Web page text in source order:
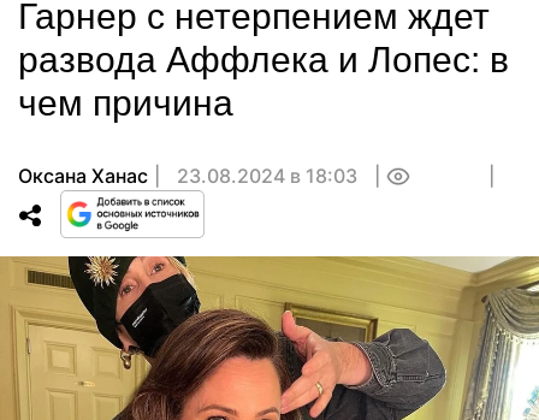
Гарнер с нетерпением ждет
развода Аффлека и Лопес: в
чем причина
Оксана Ханас 23.08.2024 в 18:03